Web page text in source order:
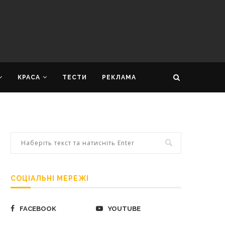
КРАСА ТЕСТИ РЕКЛАМА
СОЦІАЛЬНІ МЕРЕЖІ
FACEBOOK YOUTUBE